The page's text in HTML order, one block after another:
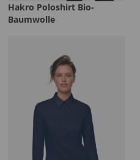
Hakro Poloshirt Bio-
Baumwolle